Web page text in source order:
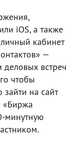
iOS, а также
кабинет
—
деловых встреч
чтобы
зайти на сайт
«Биржа
минутную